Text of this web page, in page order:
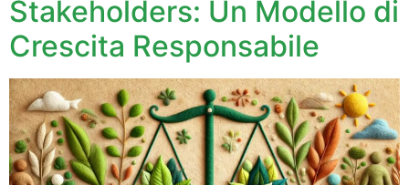
Stakeholders: Un Modello di
Crescita Responsabile